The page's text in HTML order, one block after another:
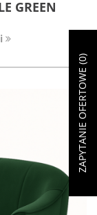
GREEN
ZAPYTANIE OFERTOWE (
0
)